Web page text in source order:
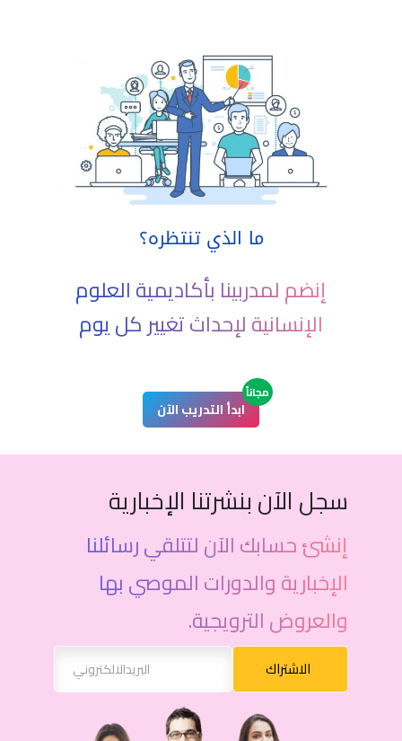
ما الذي تنتظره؟
إنضم لمدربينا بأكاديمية العلوم
الإنسانية لإحداث تغيير كل يوم
ابدأ التدريب الآن
مجاناً
سجل الآن بنشرتنا الإخبارية
إنشئ حسابك الآن لتتلقي رسائلنا
الإخبارية والدورات الموصي بها
والعروض الترويجية.